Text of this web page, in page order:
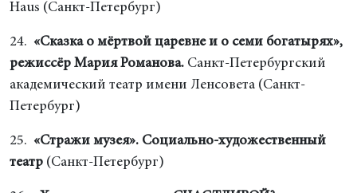
Haus (Санкт-Петербург)
24. «Сказка о мёртвой царевне и о семи богатырях»,
режиссёр Мария Романова. Санкт-Петербургский
академический театр имени Ленсовета (Санкт-
Петербург)
25. «Стражи музея». Социально-художественный
театр (Санкт-Петербург)